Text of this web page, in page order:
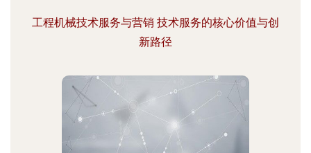
工程机械技术服务与营销 技术服务的核心价值与创
新路径